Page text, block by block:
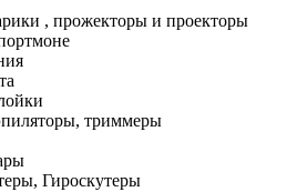
, прожекторы и проекторы
триммеры
Гироскутеры